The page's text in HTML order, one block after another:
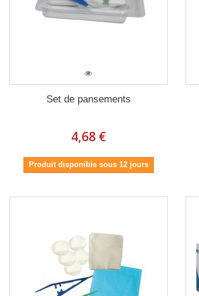
Set de pansements
4,68 €
Produit disponible sous 12 jours